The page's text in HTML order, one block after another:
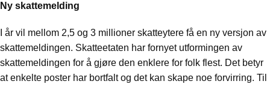
Ny skattemelding
I år vil mellom 2,5 og 3 millioner skatteytere få en ny versjon av
skattemeldingen. Skatteetaten har fornyet utformingen av
skattemeldingen for å gjøre den enklere for folk flest. Det betyr
at enkelte poster har bortfalt og det kan skape noe forvirring. Til